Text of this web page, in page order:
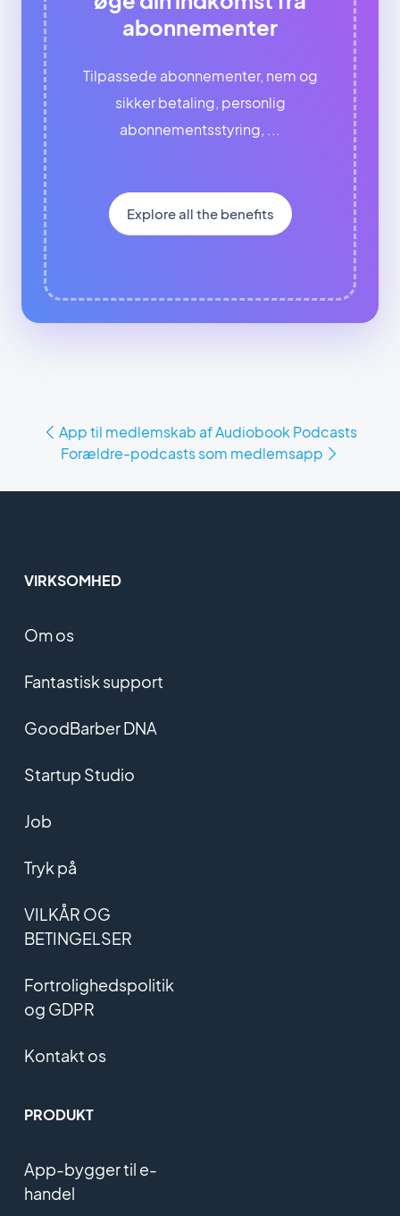
abonnementer
Tilpassede abonnementer, nem og
sikker betaling, personlig
abonnementsstyring, ...
Explore all the benefits
App til medlemskab af Audiobook Podcasts
Forældre-podcasts som medlemsapp
VIRKSOMHED
Om os
Fantastisk support
GoodBarber DNA
Startup Studio
Job
Tryk på
VILKÅR OG
BETINGELSER
Fortrolighedspolitik
og GDPR
Kontakt os
PRODUKT
App-bygger til e-
handel